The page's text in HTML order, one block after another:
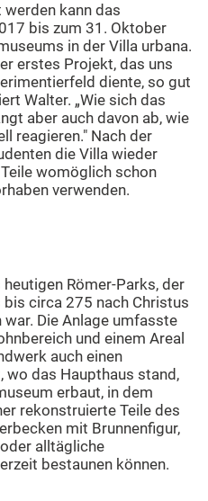
kann das
bis zum 31. Oktober
in der Villa urbana.
erstes Projekt, das uns
diente, so gut
Walter. „Wie sich das
aber auch davon ab, wie
reagieren." Nach der
die Villa wieder
womöglich schon
verwenden.
Römer-Parks, der
circa 275 nach Christus
Die Anlage umfasste
und einem Areal
auch einen
wo das Haupthaus stand,
erbaut, in dem
rekonstruierte Teile des
mit Brunnenfigur,
alltägliche
bestaunen können.